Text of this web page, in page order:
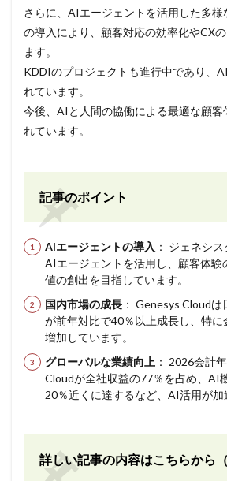
さらに、AIエージェントを活用した多様
の導入により、顧客対応の効率化やCX
ます。
KDDIのプロジェクトも進行中であり、
れています。
今後、AIと人間の協働による最適な顧客
れています。
記事のポイント
AIエージェントの導入 ： ジェネシ
AIエージェントを活用し、顧客体験
値の創出を目指しています。
国内市場の成長 ： Genesys Cloud
が前年対比で40％以上成長し、特に
増加しています。
グローバルな業績向上 ： 2026会計
Cloudが全社収益の77％を占め、AI
20％近くに達するなど、AI活用が加
詳しい記事の内容はこちらから（